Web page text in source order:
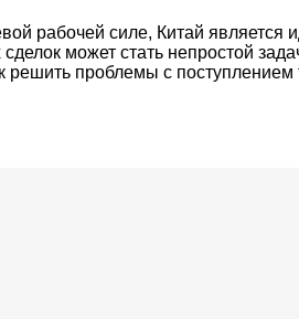
рабочей силе, Китай
может стать непростой
проблемы с поступлением